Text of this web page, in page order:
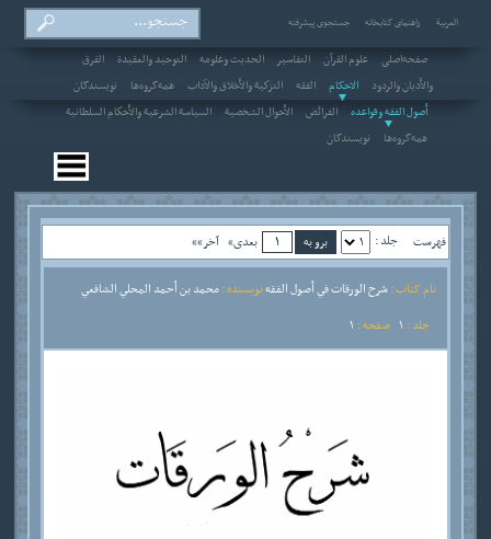
العربیة راهنمای کتابخانه جستجوی پیشرفته
صفحه‌اصلی علوم القرآن التفاسير الحديث وعلومه التوحيد والعقيدة
الفرق
والأديان والردود
الاحکام الفقه التزكية والأخلاق والآداب همه‌گروه‌ها
نویسندگان
أصول الفقه وقواعده
الفرائض الأحوال الشخصية
السياسة الشرعية والأحكام السلطانية
همه‌گروه‌ها
نویسندگان
فهرست جلد : بعدی» آخر»»
نام کتاب :شرح الورقات في أصول الفقهنویسنده :محمد بن أحمد المحلي الشافعي
جلد :
صفحه :